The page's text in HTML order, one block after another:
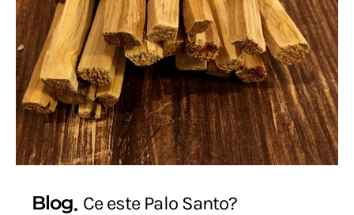
Blog Ce este Palo Santo?